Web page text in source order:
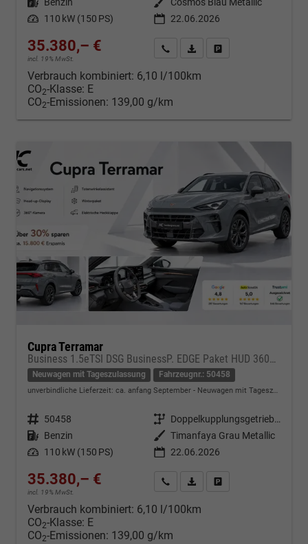
Leistung 110 kW (150 PS) 22.06.2026
35.380,– €
incl. 19% MwSt.
Kontakt & Angebot anfordern
PDF-Datei, Fahrzeugexposé
Verbrauch kombiniert: 6,10 l/100km
CO2-Klasse: E
CO2-Emissionen: 139,00 g/km
Cupra Terramar
Business 1.5eTSI DSG BusinessP. EDGE Paket HUD 360Cam- DIGITAL DRIVE - INTELLIGENT L Gepäcktrennnetz
Neuwagen mit Tageszulassung Fahrzeugnr.: 50458
unverbindliche Lieferzeit: ca. anfang September Neuwagen mit Tageszulassung
Fahrzeugnr. 50458 Getriebe
Doppelkupplungsgetriebe (DSG)
Kraftstoff Benzin Außenfarbe Timanfaya Grau Metallic
Leistung 110 kW (150 PS) 22.06.2026
35.380,– €
incl. 19% MwSt.
Kontakt & Angebot anfordern
PDF-Datei, Fahrzeugexposé
Verbrauch kombiniert: 6,10 l/100km
CO2-Klasse: E
CO2-Emissionen: 139,00 g/km